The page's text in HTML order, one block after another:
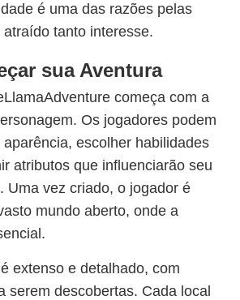
é uma das razões pelas
tanto interesse.
sua Aventura
começa com a
Os jogadores podem
escolher habilidades
atributos que influenciarão seu
Uma vez criado, o jogador é
mundo aberto, onde a
extenso e detalhado, com
serem descobertas. Cada local